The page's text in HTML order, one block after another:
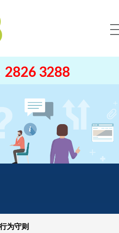
跳到内容（按回车键）
2826 3288
行为守则